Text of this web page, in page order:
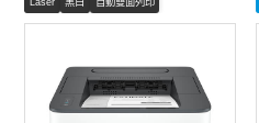
Laser 黑白 自動雙面列印